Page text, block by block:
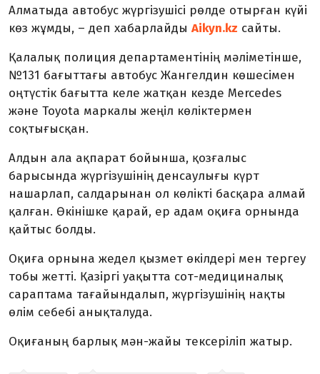
Алматыда автобус жүргізушісі рөлде отырған күйі
көз жұмды, – деп хабарлайды Aikyn.kz сайты.
Қалалық полиция департаментінің мәліметінше,
№131 бағыттағы автобус Жангелдин көшесімен
оңтүстік бағытта келе жатқан кезде Mercedes
және Toyota маркалы жеңіл көліктермен
соқтығысқан.
Алдын ала ақпарат бойынша, қозғалыс
барысында жүргізушінің денсаулығы күрт
нашарлап, салдарынан ол көлікті басқара алмай
қалған. Өкінішке қарай, ер адам оқиға орнында
қайтыс болды.
Оқиға орнына жедел қызмет өкілдері мен тергеу
тобы жетті. Қазіргі уақытта сот-медициналық
сараптама тағайындалып, жүргізушінің нақты
өлім себебі анықталуда.
Оқиғаның барлық мән-жайы тексеріліп жатыр.